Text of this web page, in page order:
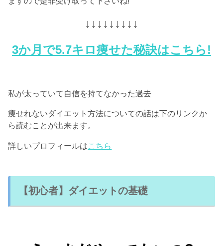
↓↓↓↓↓↓↓↓↓
3か月で5.7キロ痩せた秘訣はこちら!
私が太っていて自信を持てなかった過去
痩せれないダイエット方法についての話は下のリンクか
ら読むことが出来ます。
詳しいプロフィールは こちら
【初心者】ダイエットの基礎